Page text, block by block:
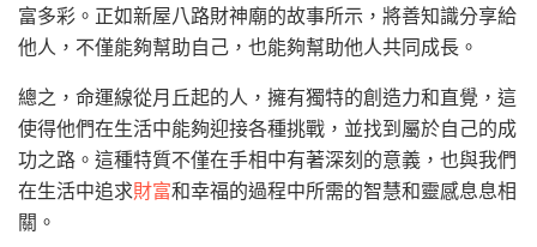
富多彩。正如新屋八路財神廟的故事所示，將善知識分享給
他人，不僅能夠幫助自己，也能夠幫助他人共同成長。
總之，命運線從月丘起的人，擁有獨特的創造力和直覺，這
使得他們在生活中能夠迎接各種挑戰，並找到屬於自己的成
功之路。這種特質不僅在手相中有著深刻的意義，也與我們
在生活中追求財富和幸福的過程中所需的智慧和靈感息息相
關。